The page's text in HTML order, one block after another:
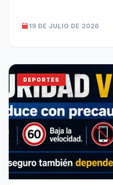
19 DE JULIO DE 2026
DEPORTES